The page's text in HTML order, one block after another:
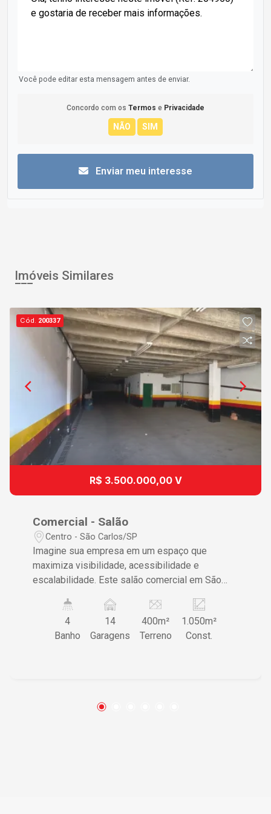
Você pode editar esta mensagem antes de enviar.
Concordo com os Termos e Privacidade
Enviar meu interesse
Imóveis Similares
Cód. 200337
R$ 3.500.000,00 V
Comercial - Salão
Centro - São Carlos/SP
Imagine sua empresa em um espaço que
maximiza visibilidade, acessibilidade e
escalabilidade. Este salão comercial em São
ideal para expandir suas operações e alavancar
seu negócio. Características do Imóvel • Área
útil de 1050m² oferecendo um ambiente amplo
expansão • 14 vagas de garagem garantindo
4
Banho
14
Garagens
400m²
Terreno
1.050m²
Const.